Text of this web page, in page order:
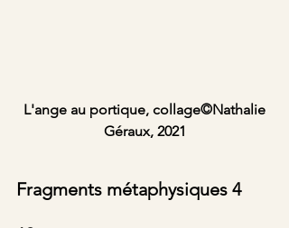
Géraux, 2021
Fragments métaphysiques 4